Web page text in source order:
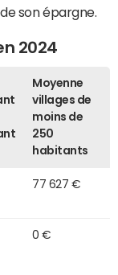
son épargne.
2024
Moyenne
villages de
moins de
250
habitants
77 627 €
0 €